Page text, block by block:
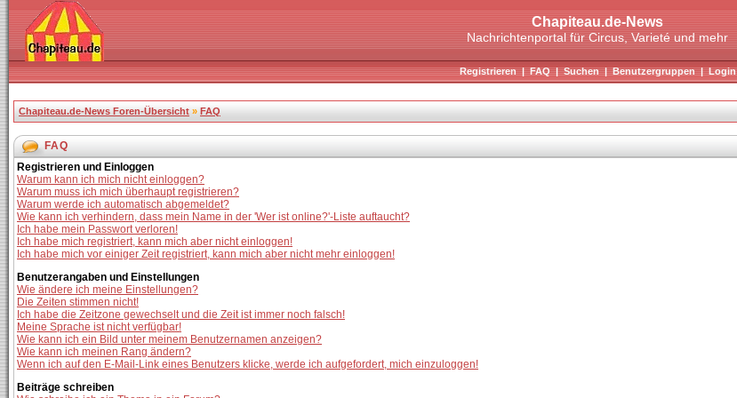
Chapiteau.de-News
Nachrichtenportal für Circus, Varieté und mehr
Registrieren|FAQ|Suchen|Benutzergruppen|Login
Chapiteau.de-News Foren-Übersicht » FAQ
FAQ
Registrieren und Einloggen
Warum kann ich mich nicht einloggen?
Warum muss ich mich überhaupt registrieren?
Warum werde ich automatisch abgemeldet?
Wie kann ich verhindern, dass mein Name in der 'Wer ist online?'-Liste auftaucht?
Ich habe mein Passwort verloren!
Ich habe mich registriert, kann mich aber nicht einloggen!
Ich habe mich vor einiger Zeit registriert, kann mich aber nicht mehr einloggen!
Benutzerangaben und Einstellungen
Wie ändere ich meine Einstellungen?
Die Zeiten stimmen nicht!
Ich habe die Zeitzone gewechselt und die Zeit ist immer noch falsch!
Meine Sprache ist nicht verfügbar!
Wie kann ich ein Bild unter meinem Benutzernamen anzeigen?
Wie kann ich meinen Rang ändern?
Wenn ich auf den E-Mail-Link eines Benutzers klicke, werde ich aufgefordert, mich einzuloggen!
Beiträge schreiben